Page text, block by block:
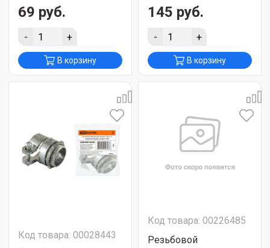
69 руб.
- +
В корзину
145 руб.
- +
В корзину
Код товара: 00028443
Код товара: 00226485
Резьбовой